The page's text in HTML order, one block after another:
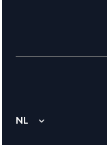
NL